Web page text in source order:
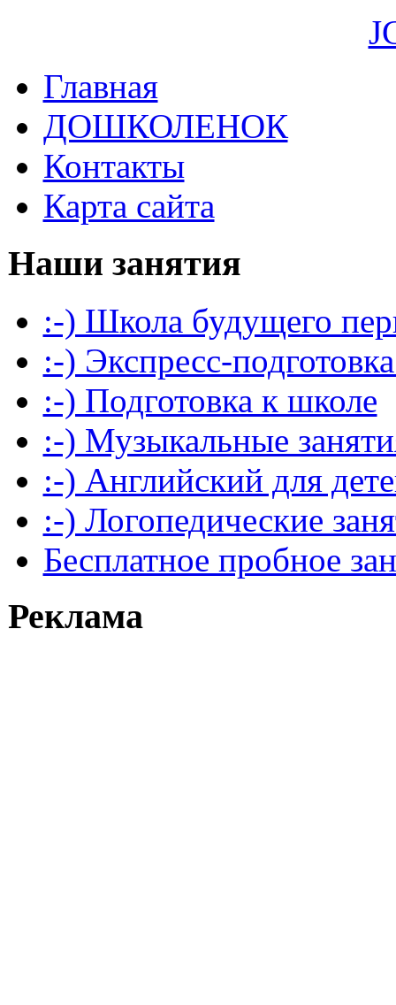
Главная
ДОШКОЛЕНОК
Контакты
Карта сайта
Наши занятия
:-) Школа будущего
:-) Экспресс-
:-) Подготовка к школе
:-) Музыкальные
:-) Английский для
:-) Логопедические
Бесплатное пробное
Реклама